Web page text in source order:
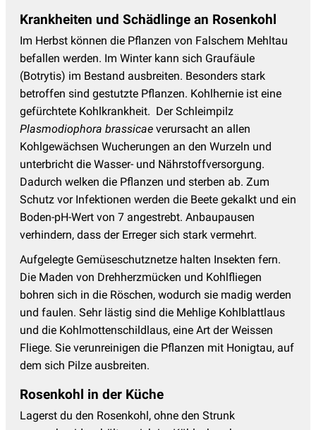
Krankheiten und Schädlinge an Rosenkohl
Im Herbst können die Pflanzen von Falschem Mehltau
befallen werden. Im Winter kann sich Graufäule
(Botrytis) im Bestand ausbreiten. Besonders stark
betroffen sind gestutzte Pflanzen. Kohlhernie ist eine
gefürchtete Kohlkrankheit. Der Schleimpilz
Plasmodiophora brassicae verursacht an allen
Kohlgewächsen Wucherungen an den Wurzeln und
unterbricht die Wasser- und Nährstoffversorgung.
Dadurch welken die Pflanzen und sterben ab. Zum
Schutz vor Infektionen werden die Beete gekalkt und ein
Boden-pH-Wert von 7 angestrebt. Anbaupausen
verhindern, dass der Erreger sich stark vermehrt.
Aufgelegte Gemüseschutznetze halten Insekten fern.
Die Maden von Drehherzmücken und Kohlfliegen
bohren sich in die Röschen, wodurch sie madig werden
und faulen. Sehr lästig sind die Mehlige Kohlblattlaus
und die Kohlmottenschildlaus, eine Art der Weissen
Fliege. Sie verunreinigen die Pflanzen mit Honigtau, auf
dem sich Pilze ausbreiten.
Rosenkohl in der Küche
Lagerst du den Rosenkohl, ohne den Strunk